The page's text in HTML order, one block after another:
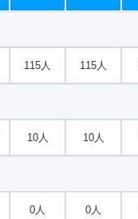
115人 115人
10人 10人
0人 0人